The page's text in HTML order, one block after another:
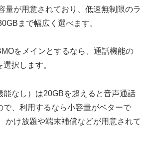
量が用意されており、低速無制限のラ
まで幅広く選べます。
をメインとするなら、通話機能の
択します。
能なし）は20GBを超えると音声通話
で、利用するなら小容量がベターで
かけ放題や端末補償などが用意されて